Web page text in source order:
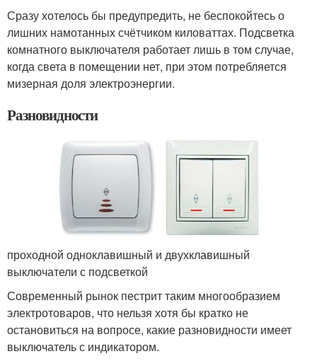
Сразу хотелось бы предупредить, не беспокойтесь о
лишних намотанных счётчиком киловаттах. Подсветка
комнатного выключателя работает лишь в том случае,
когда света в помещении нет, при этом потребляется
мизерная доля электроэнергии.
Разновидности
проходной одноклавишный и двухклавишный
выключатели с подсветкой
Современный рынок пестрит таким многообразием
электротоваров, что нельзя хотя бы кратко не
остановиться на вопросе, какие разновидности имеет
выключатель с индикатором.